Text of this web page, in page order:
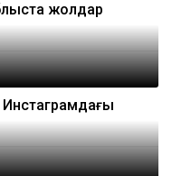
жолдар
Инстаграмдағы